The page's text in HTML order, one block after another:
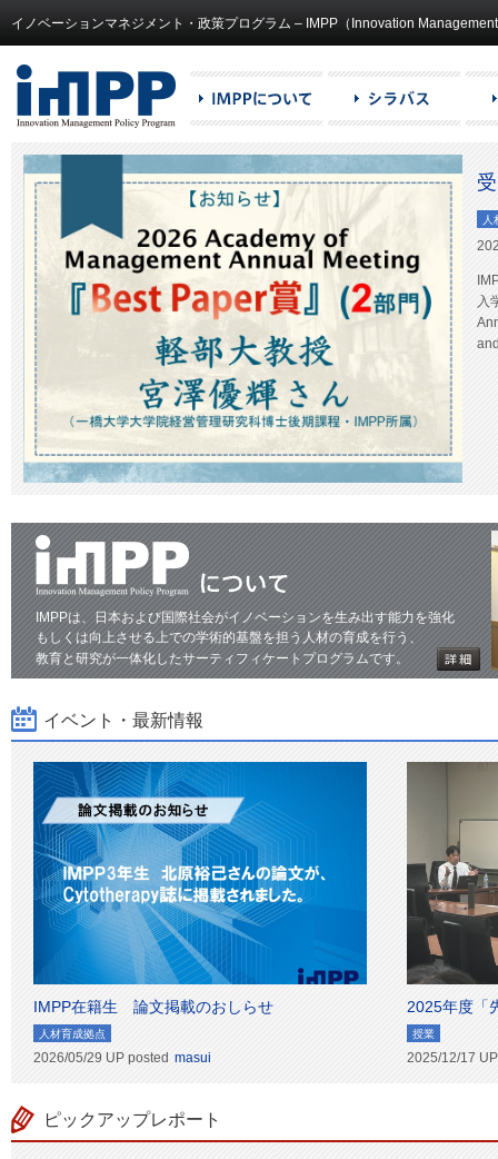
イノベーションマネジメント・政策プログラム – IMPP（Innovation
人
入
IMPPは、日本および国際社会がイノベーションを生み出す能力を強化
もしくは向上させる上での学術的基盤を担う人材の育成を行う、
教育と研究が一体化したサーティフィケートプログラムです。
イベント・最新情報
IMPP在籍生 論文掲載のおしらせ
人材育成拠点
2026/05/29 UP posted masui
2025年度「
授業
2025/12/17 UP
ピックアップレポート